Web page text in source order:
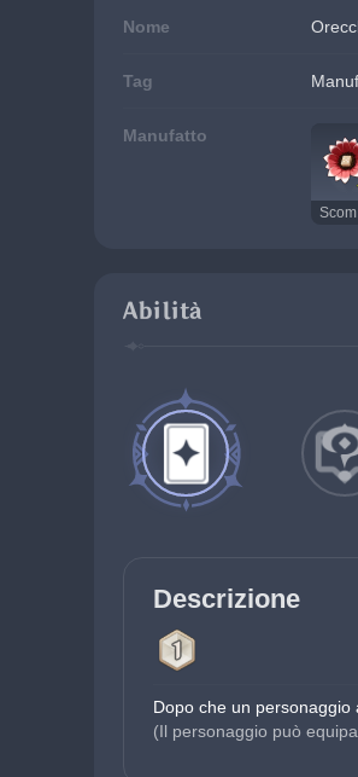
Nome
Tag
Manufatto
Abilità
Descrizione
Dopo che un
(Il personaggio può